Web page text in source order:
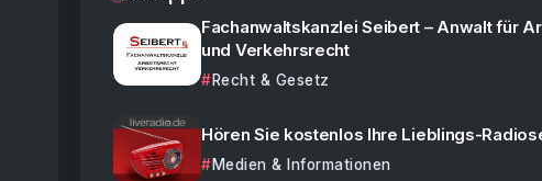
Fachanwaltskanzlei Seibert – Anwalt für
und Verkehrsrecht
Recht & Gesetz
Hören Sie kostenlos Ihre Lieblings-
Medien & Informationen